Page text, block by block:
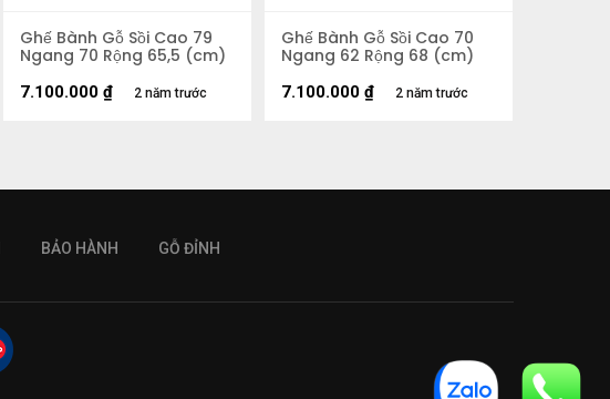
Ghế Bành Gỗ Sồi Cao 79
Ngang 70 Rộng 65,5 (cm)
2 năm trước
7.100.000 ₫
Ghế Bành Gỗ Sồi Cao 70
Ngang 62 Rộng 68 (cm)
2 năm trước
7.100.000 ₫
BẢO HÀNH GỖ ĐỈNH